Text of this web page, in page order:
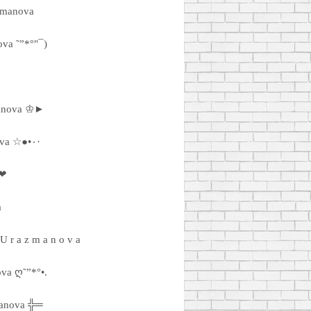
˜”*°"¯)
♔►
·٠•● ☆ Christina Urazmanova ☆●•٠·
r a z m a n o v a
ღ˜”*°•.
╬═